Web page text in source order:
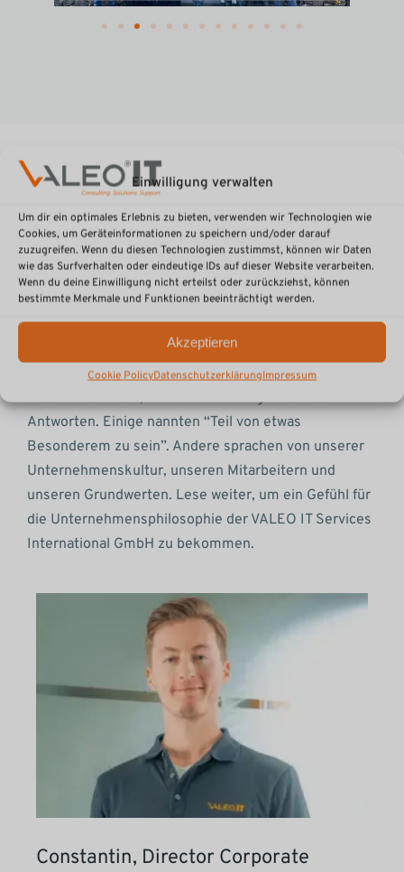
Einwilligung verwalten
Um dir ein optimales Erlebnis zu bieten, verwenden wir Technologien wie
Cookies, um Geräteinformationen zu speichern und/oder darauf
zuzugreifen. Wenn du diesen Technologien zustimmst, können wir Daten
wie das Surfverhalten oder eindeutige IDs auf dieser Website verarbeiten.
Wenn du deine Einwilligung nicht erteilst oder zurückziehst, können
bestimmte Merkmale und Funktionen beeinträchtigt werden.
Akzeptieren
Cookie PolicyDatenschutzerklärungImpressum
Stimmen unserer Mitarbeiter
Zufriedenheit im Job
Als wir unsere Kollegen fragten, was VALEO IT so
besonders macht, erhielten wir einige interessante
Antworten. Einige nannten “Teil von etwas
Besonderem zu sein”. Andere sprachen von unserer
Unternehmenskultur, unseren Mitarbeitern und
unseren Grundwerten. Lese weiter, um ein Gefühl für
die Unternehmensphilosophie der VALEO IT Services
International GmbH zu bekommen.
Constantin, Director Corporate